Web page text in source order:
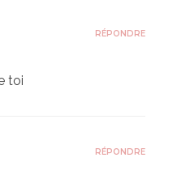
toi
RÉPONDRE
RÉPONDRE